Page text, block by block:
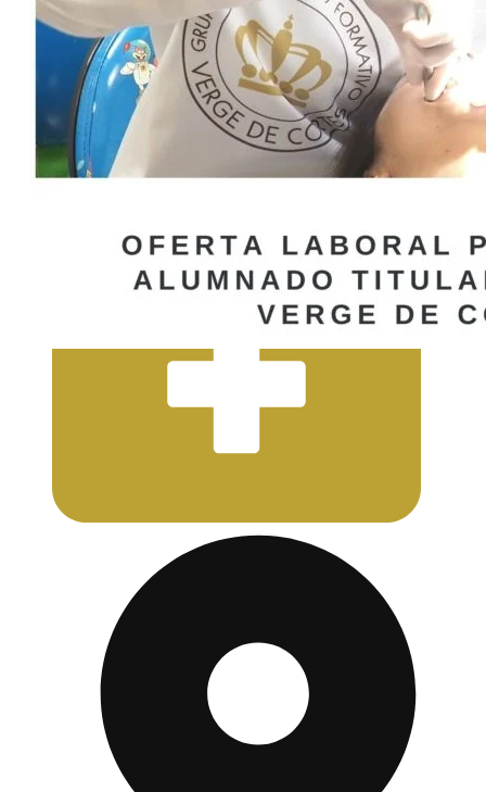
Atención a Personas en Situación de
Dependencia